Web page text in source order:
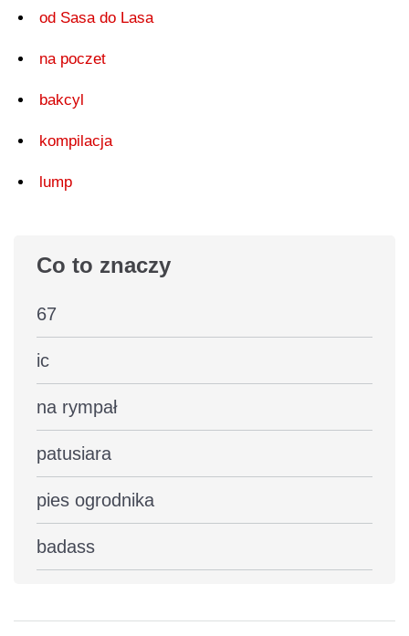
od Sasa do Lasa
na poczet
bakcyl
kompilacja
lump
Co to znaczy
67
ic
na rympał
patusiara
pies ogrodnika
badass